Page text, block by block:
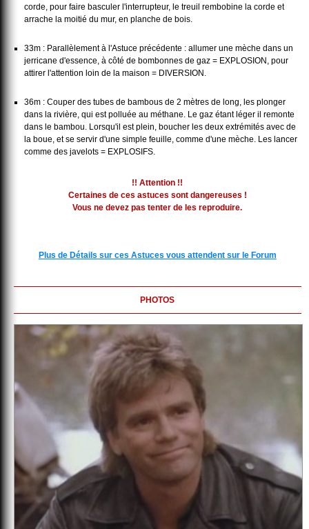
corde, pour faire basculer l'interrupteur, le treuil rembobine la corde et
arrache la moitié du mur, en planche de bois.
33m : Parallèlement à l'Astuce précédente : allumer une mèche dans un
jerricane d'essence, à côté de bombonnes de gaz = EXPLOSION, pour
attirer l'attention loin de la maison = DIVERSION.
36m : Couper des tubes de bambous de 2 mètres de long, les plonger
dans la rivière, qui est polluée au méthane. Le gaz étant léger il remonte
dans le bambou. Lorsqu'il est plein, boucher les deux extrémités avec de
la boue, et se servir d'une simple feuille, comme d'une mèche. Les lancer
comme des javelots = EXPLOSIFS.
!! Attention !!
Certaines de ces astuces sont dangereuses !
Vous ne devez pas tenter de les reproduire.
Plus de Détails sur ces Astuces vous attendent sur le Forum
PHOTOS